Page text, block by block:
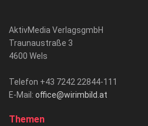
AktivMedia VerlagsgmbH
Traunaustraße 3
4600 Wels
Telefon +43 7242 22844-111
E-Mail: office@wirimbild.at
Themen